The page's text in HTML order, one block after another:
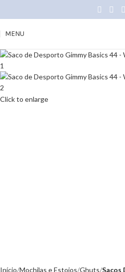
MENU
Click to enlarge
Início Mochilas e Estojos Ghuts Sacos